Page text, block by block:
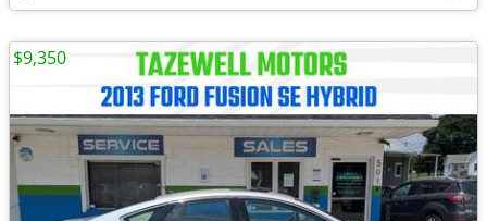
$9,350